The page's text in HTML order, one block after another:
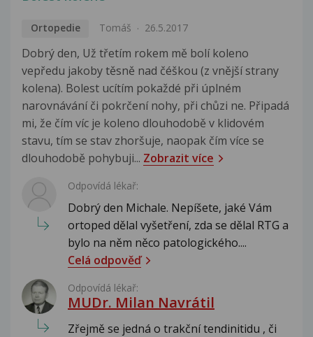
Ortopedie Tomáš 26.5.2017
Dobrý den, Už třetím rokem mě bolí koleno
vepředu jakoby těsně nad čéškou (z vnější strany
kolena). Bolest ucítím pokaždé při úplném
narovnávání či pokrčení nohy, při chůzi ne. Připadá
mi, že čím víc je koleno dlouhodobě v klidovém
stavu, tím se stav zhoršuje, naopak čím více se
dlouhodobě pohybuji... Zobrazit více
Odpovídá lékař:
Dobrý den Michale. Nepíšete, jaké Vám
ortoped dělal vyšetření, zda se dělal RTG a
bylo na něm něco patologického....
Celá odpověď
Odpovídá lékař:
MUDr. Milan Navrátil
Zřejmě se jedná o trakční tendinitidu , či